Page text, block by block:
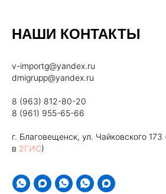
НАШИ КОНТАКТЫ
v-importg@yandex.ru
dmigrupp@yandex.ru
8 (963) 812-80-20
8 (961) 955-65-66
г. Благовещенск, ул. Чайковского
в 2ГИС)